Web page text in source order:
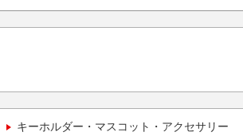
キーホルダー・マスコット・アクセサリー